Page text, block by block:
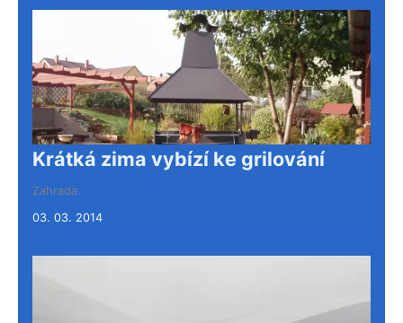
Krátká zima vybízí ke grilování
Zahrada
03. 03. 2014